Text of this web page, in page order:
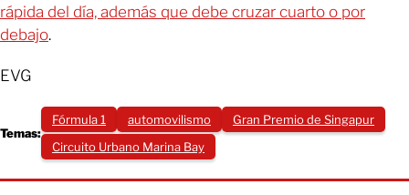
rápida del día, además que debe cruzar cuarto o por
debajo.
EVG
Temas:
Fórmula 1 automovilismo
Gran Premio de Singapur
Circuito Urbano Marina Bay